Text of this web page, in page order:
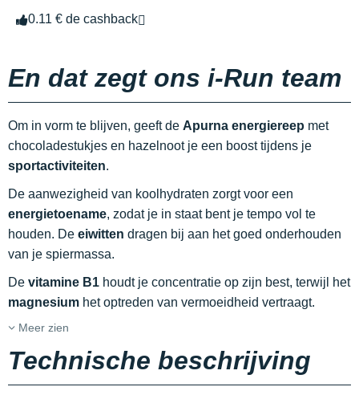
0.11 € de cashback
En dat zegt ons i-Run team
Om in vorm te blijven, geeft de Apurna energiereep met
chocoladestukjes en hazelnoot je een boost tijdens je
sportactiviteiten.
De aanwezigheid van koolhydraten zorgt voor een
energietoename, zodat je in staat bent je tempo vol te
houden. De eiwitten dragen bij aan het goed onderhouden
van je spiermassa.
De vitamine B1 houdt je concentratie op zijn best, terwijl het
magnesium het optreden van vermoeidheid vertraagt.
Meer zien
Technische beschrijving